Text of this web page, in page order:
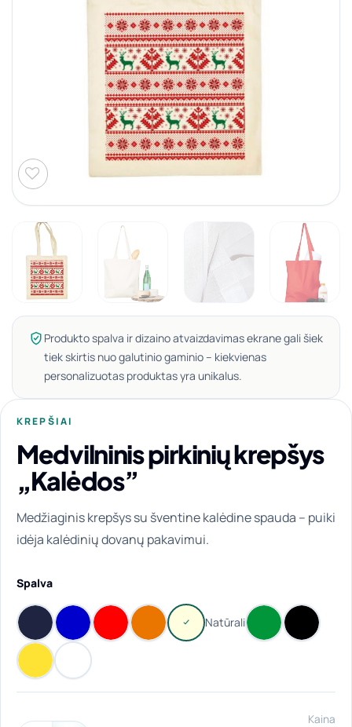
Produkto spalva ir dizaino atvaizdavimas ekrane gali šiek
tiek skirtis nuo galutinio gaminio – kiekvienas
personalizuotas produktas yra unikalus.
KREPŠIAI
Medvilninis pirkinių krepšys
„Kalėdos”
Medžiaginis krepšys su šventine kalėdine spauda – puiki
idėja kalėdinių dovanų pakavimui.
Spalva
Kaina